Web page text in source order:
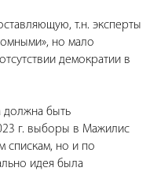
т.н. эксперты
но мало
демократии в
должна быть
г. выборы в Мажилис
спискам, но и по
идея была